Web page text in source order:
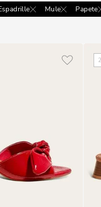
Mule Papete
2